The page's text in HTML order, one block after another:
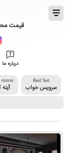
قیمت
درباره ما
Bed Set
سرویس خواب
mirror